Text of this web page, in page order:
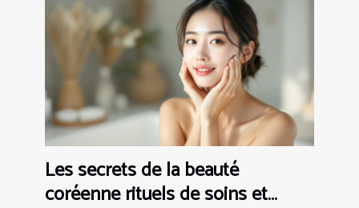
Les secrets de la beauté
coréenne rituels de soins et